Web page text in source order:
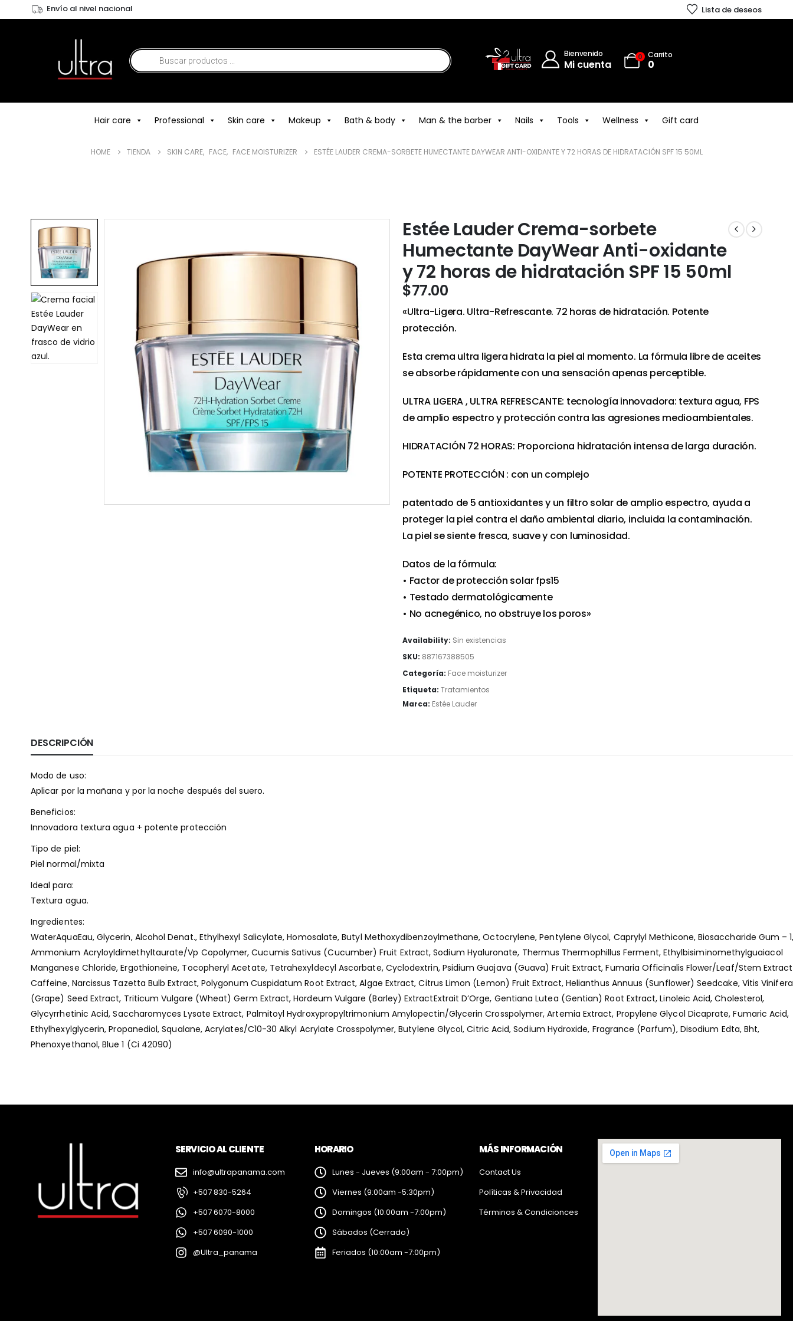
Envío al nivel nacional Lista de deseos
Bienvenido
Mi cuenta
0 Carrito
0
Hair care Professional Skin care Makeup Bath & body Man & the barber Nails Tools Wellness Gift card
HOME TIENDA SKIN CARE, FACE, FACE MOISTURIZER ESTÉE LAUDER CREMA-SORBETE HUMECTANTE DAYWEAR ANTI-OXIDANTE Y 72 HORAS DE HIDRATACIÓN SPF 15 50ML
Estée Lauder Crema-sorbete
Humectante DayWear Anti-oxidante
y 72 horas de hidratación SPF 15 50ml
$77.00
«Ultra-Ligera. Ultra-Refrescante. 72 horas de hidratación. Potente
protección.
Esta crema ultra ligera hidrata la piel al momento. La fórmula libre de aceites
se absorbe rápidamente con una sensación apenas perceptible.
ULTRA LIGERA , ULTRA REFRESCANTE: tecnología innovadora: textura agua, FPS
de amplio espectro y protección contra las agresiones medioambientales.
HIDRATACIÓN 72 HORAS: Proporciona hidratación intensa de larga duración.
POTENTE PROTECCIÓN : con un complejo
patentado de 5 antioxidantes y un filtro solar de amplio espectro, ayuda a
proteger la piel contra el daño ambiental diario, incluida la contaminación.
La piel se siente fresca, suave y con luminosidad.
Datos de la fórmula:
• Factor de protección solar fps15
• Testado dermatológicamente
• No acnegénico, no obstruye los poros»
Availability: Sin existencias
SKU: 887167388505
Categoría: Face moisturizer
Etiqueta: Tratamientos
Marca: Estée Lauder
DESCRIPCIÓN
Modo de uso:
Aplicar por la mañana y por la noche después del suero.
Beneficios:
Innovadora textura agua + potente protección
Tipo de piel:
Piel normal/mixta
Ideal para:
Textura agua.
Ingredientes:
WaterAquaEau, Glycerin, Alcohol Denat., Ethylhexyl Salicylate, Homosalate, Butyl Methoxydibenzoylmethane, Octocrylene, Pentylene Glycol, Caprylyl Methicone, Biosaccharide Gum –
Ammonium Acryloyldimethyltaurate/Vp Copolymer, Cucumis Sativus (Cucumber) Fruit Extract, Sodium Hyaluronate, Thermus Thermophillus Ferment, Ethylbisiminomethylguaiacol
Manganese Chloride, Ergothioneine, Tocopheryl Acetate, Tetrahexyldecyl Ascorbate, Cyclodextrin, Psidium Guajava (Guava) Fruit Extract, Fumaria Officinalis Flower/Leaf/Stem
Caffeine, Narcissus Tazetta Bulb Extract, Polygonum Cuspidatum Root Extract, Algae Extract, Citrus Limon (Lemon) Fruit Extract, Helianthus Annuus (Sunflower) Seedcake, Vitis Vinifera
(Grape) Seed Extract, Triticum Vulgare (Wheat) Germ Extract, Hordeum Vulgare (Barley) ExtractExtrait D’Orge, Gentiana Lutea (Gentian) Root Extract, Linoleic Acid, Cholesterol,
Glycyrrhetinic Acid, Saccharomyces Lysate Extract, Palmitoyl Hydroxypropyltrimonium Amylopectin/Glycerin Crosspolymer, Artemia Extract, Propylene Glycol Dicaprate, Fumaric Acid,
Ethylhexylglycerin, Propanediol, Squalane, Acrylates/C10-30 Alkyl Acrylate Crosspolymer, Butylene Glycol, Citric Acid, Sodium Hydroxide, Fragrance (Parfum), Disodium Edta, Bht,
Phenoxyethanol, Blue 1 (Ci 42090)
SERVICIO AL CLIENTE
info@ultrapanama.com
+507 830-5264
+507 6070-8000
+507 6090-1000
@Ultra_panama
HORARIO
Lunes - Jueves (9:00am - 7:00pm)
Viernes (9:00am -5:30pm)
Domingos (10:00am -7:00pm)
Sábados (Cerrado)
Feriados (10:00am -7:00pm)
MÁS INFORMACIÓN
Contact Us
Políticas & Privacidad
Términos & Condicionces